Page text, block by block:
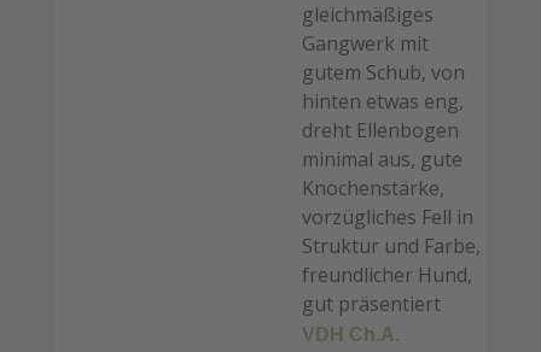
gleichmäßiges
Gangwerk mit
gutem Schub, von
hinten etwas eng,
dreht Ellenbogen
minimal aus, gute
Knochenstärke,
vorzügliches Fell in
Struktur und Farbe,
freundlicher Hund,
gut präsentiert
VDH Ch.A.